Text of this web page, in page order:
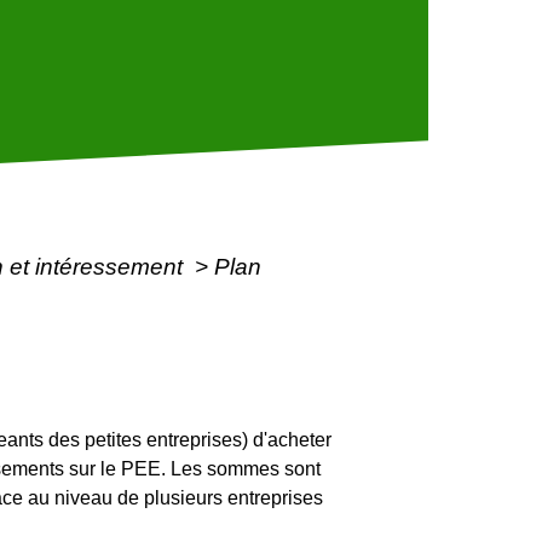
et intéressement > Plan
des petites entreprises) d'acheter
sur le PEE. Les sommes sont
au niveau de plusieurs entreprises